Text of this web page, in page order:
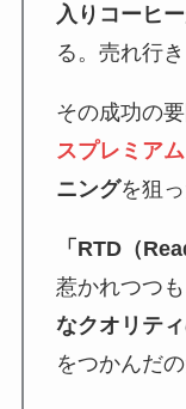
入りコーヒー
る。売れ行
その成功の
スプレミアム
ニングを狙っ
「RTD（
惹かれつつ
なクオリティ
をつかんだの